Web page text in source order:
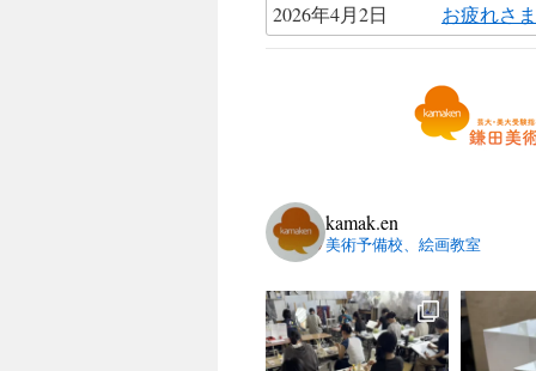
2026年4月2日 お疲れさ
kamak.en
美術予備校、絵画教室